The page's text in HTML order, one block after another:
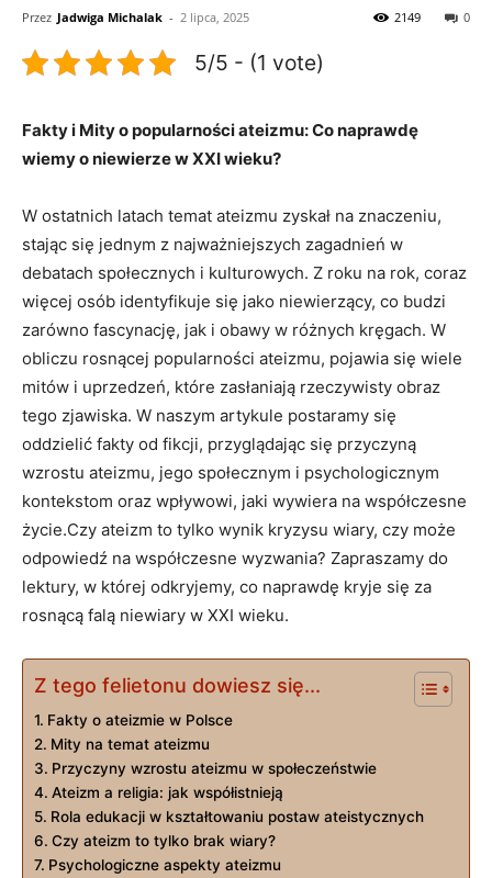
Przez Jadwiga Michalak - 2 lipca, 2025 0
2149
5/5 - (1 vote)
Fakty i Mity o popularności ateizmu: Co naprawdę
wiemy o niewierze w XXI ⁢wieku?
W ostatnich latach temat ateizmu zyskał na znaczeniu,
stając się jednym z najważniejszych zagadnień w
debatach społecznych i kulturowych. Z roku​ na rok, coraz
więcej osób ‌identyfikuje się jako niewierzący, co budzi
zarówno fascynację, jak⁢ i obawy w różnych kręgach. W
obliczu rosnącej popularności ateizmu, pojawia się wiele
mitów i uprzedzeń, które zasłaniają ⁤rzeczywisty obraz⁢
tego zjawiska. W naszym artykule postaramy‌ się
oddzielić fakty od fikcji, przyglądając się przyczyną
wzrostu ateizmu, jego społecznym i psychologicznym
kontekstom oraz wpływowi, jaki wywiera na⁢ współczesne
życie.Czy ateizm to tylko wynik ⁢kryzysu wiary, czy może
odpowiedź na współczesne‍ wyzwania? Zapraszamy do
lektury, w której odkryjemy, co naprawdę kryje się za
rosnącą ‍falą niewiary w⁤ XXI wieku.
Z tego felietonu dowiesz się...
Fakty o ateizmie w Polsce
Mity na temat ateizmu
Przyczyny wzrostu‌ ateizmu w społeczeństwie
Ateizm a religia: jak współistnieją
Rola edukacji w kształtowaniu ​postaw ateistycznych
Czy ateizm to‍ tylko brak wiary?
Psychologiczne aspekty ateizmu